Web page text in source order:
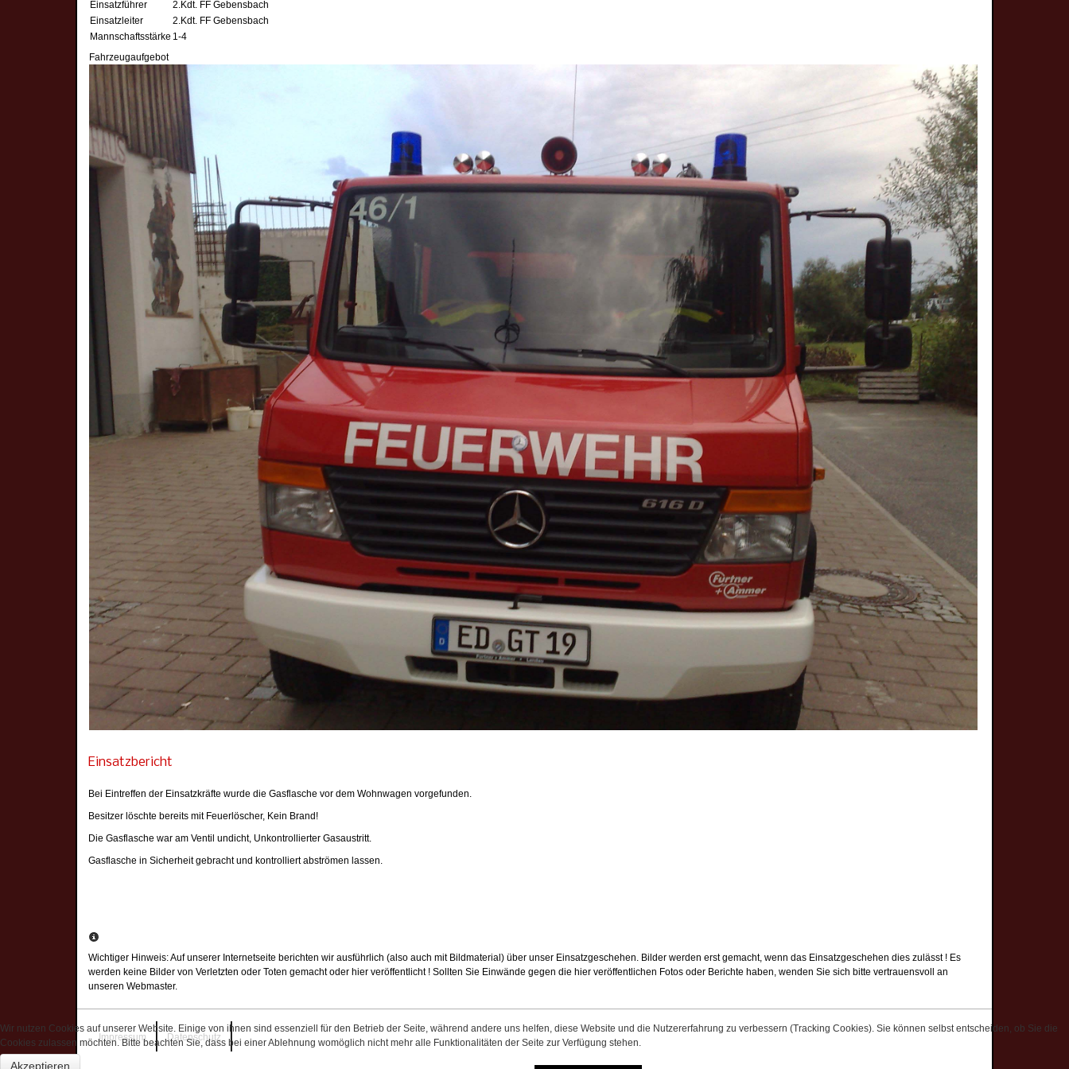
Einsatzführer
2.Kdt. FF Gebensbach
Einsatzleiter
2.Kdt. FF Gebensbach
Mannschaftsstärke 1-4
Fahrzeugaufgebot
Einsatzbericht
Bei Eintreffen der Einsatzkräfte wurde die Gasflasche vor dem Wohnwagen vorgefunden.
Besitzer löschte bereits mit Feuerlöscher, Kein Brand!
Die Gasflasche war am Ventil undicht, Unkontrollierter Gasaustritt.
Gasflasche in Sicherheit gebracht und kontrolliert abströmen lassen.
Wichtiger Hinweis: Auf unserer Internetseite berichten wir ausführlich (also auch mit Bildmaterial) über unser Einsatzgeschehen. Bilder werden erst gemacht, wenn das Einsatzgeschehen dies zulässt ! Es
werden keine Bilder von Verletzten oder Toten gemacht oder hier veröffentlicht ! Sollten Sie Einwände gegen die hier veröffentlichen Fotos oder Berichte haben, wenden Sie sich bitte vertrauensvoll an
unseren Webmaster.
Impressum Datenschutz
Wir nutzen Cookies auf unserer Website. Einige von ihnen sind essenziell für den Betrieb der Seite, während andere uns helfen, diese Website und die Nutzererfahrung zu verbessern (Tracking Cookies). Sie können selbst entscheiden, ob Sie die
Cookies zulassen möchten. Bitte beachten Sie, dass bei einer Ablehnung womöglich nicht mehr alle Funktionalitäten der Seite zur Verfügung stehen.
Akzeptieren